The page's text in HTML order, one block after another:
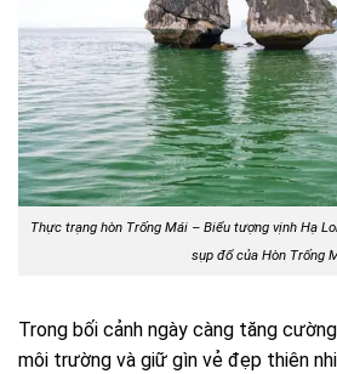
Thực trạng hòn Trống Mái – Biểu tượng vịnh Hạ
sụp đổ của Hòn Trống
Trong bối cảnh ngày càng tăng
môi trường và giữ gìn vẻ đẹp thiên